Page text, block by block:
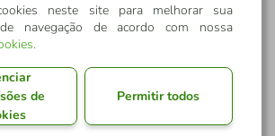
neste site para melhorar sua
de navegação de acordo com nossa
.
de
Permitir todos